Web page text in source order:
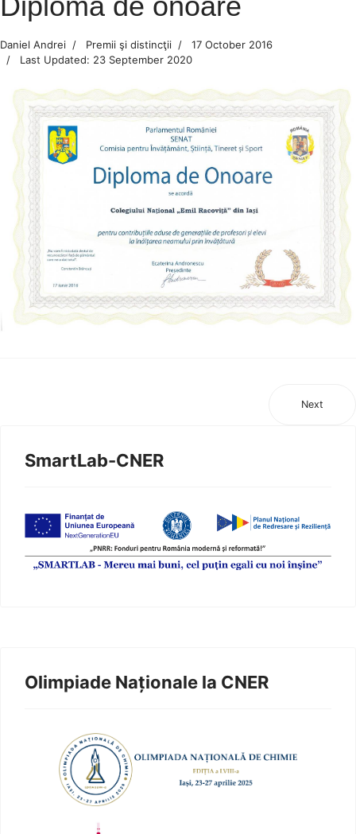
Daniel Andrei Premii şi distincţii
17 October 2016
Last Updated: 23 September 2020
Next
SmartLab-CNER
Olimpiade Naționale la CNER